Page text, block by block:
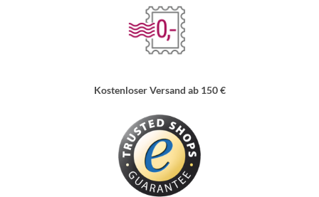
Kostenloser Versand ab 150 €